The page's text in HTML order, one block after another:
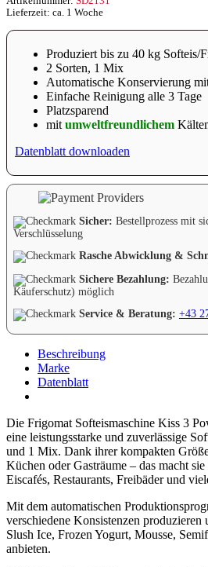
Lieferzeit: ca. 1 Woche
Produziert bis zu 40 kg Softeis/
2 Sorten, 1 Mix
Automatische Konservierung
Einfache Reinigung alle 3 Tage
Platzsparend
mit umweltfreundlichem
Datenblatt downloaden
Sicher: Bestellprozess mit
Verschlüsselung
Rasche Abwicklung &
Sichere Bezahlung:
Käuferschutz) möglich
Service & Beratung: +43
Beschreibung
Marke
Datenblatt
Die Frigomat Softeismaschine Kiss 3
eine leistungsstarke und zuverlässige
und 1 Mix. Dank ihrer kompakten
Küchen oder Gasträume – das macht
Eiscafés, Restaurants, Freibäder und
Mit dem automatischen
verschiedene Konsistenzen produzieren
Slush Ice, Frozen Yogurt, Mousse,
anbieten.